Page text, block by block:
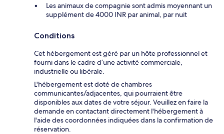
Les animaux de compagnie sont admis moyennant un
supplément de 4000 INR par animal, par nuit
Conditions
Cet hébergement est géré par un hôte professionnel et
fourni dans le cadre d’une activité commerciale,
industrielle ou libérale.
L'hébergement est doté de chambres
communicantes/adjacentes, qui pourraient être
disponibles aux dates de votre séjour. Veuillez en faire la
demande en contactant directement l'hébergement à
l'aide des coordonnées indiquées dans la confirmation de
réservation.